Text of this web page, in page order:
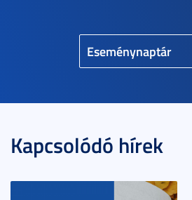
Eseménynaptár
Kapcsolódó hírek